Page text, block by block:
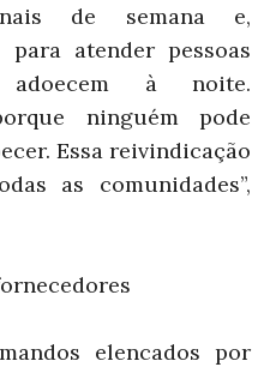
de semana e,
atender pessoas
adoecem à noite.
ninguém pode
Essa reivindicação
as comunidades”,
elencados por